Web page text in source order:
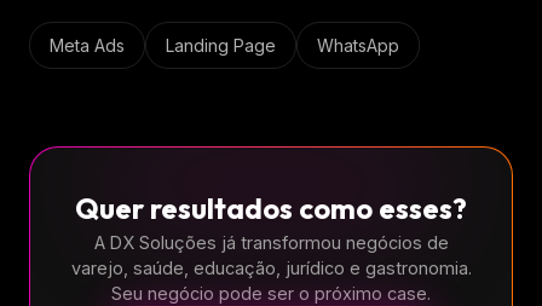
Meta Ads Landing Page WhatsApp
Quer resultados como esses?
A DX Soluções já transformou negócios de
varejo, saúde, educação, jurídico e gastronomia.
Seu negócio pode ser o próximo case.